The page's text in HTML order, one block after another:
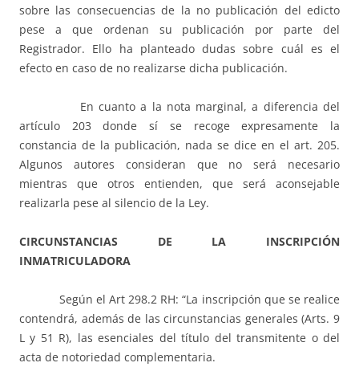
sobre las consecuencias de la no publicación del edicto
pese a que ordenan su publicación por parte del
Registrador. Ello ha planteado dudas sobre cuál es el
efecto en caso de no realizarse dicha publicación.
En cuanto a la nota marginal, a diferencia del
artículo 203 donde sí se recoge expresamente la
constancia de la publicación, nada se dice en el art. 205.
Algunos autores consideran que no será necesario
mientras que otros entienden, que será aconsejable
realizarla pese al silencio de la Ley.
CIRCUNSTANCIAS DE LA INSCRIPCIÓN
INMATRICULADORA
Según el Art 298.2 RH: “La inscripción que se realice
contendrá, además de las circunstancias generales (Arts. 9
L y 51 R), las esenciales del título del transmitente o del
acta de notoriedad complementaria.